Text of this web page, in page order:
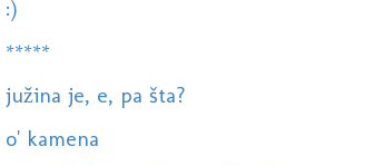
:)
*****
južina je, e, pa šta?
o' kamena